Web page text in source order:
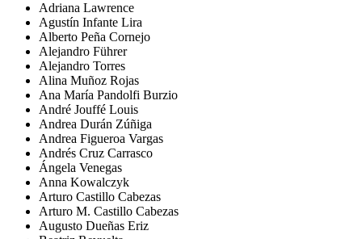
Adriana Lawrence
Agustín Infante Lira
Alberto Peña Cornejo
Alejandro Führer
Alejandro Torres
Alina Muñoz Rojas
Ana María Pandolfi Burzio
André Jouffé Louis
Andrea Durán Zúñiga
Andrea Figueroa Vargas
Andrés Cruz Carrasco
Ángela Venegas
Anna Kowalczyk
Arturo Castillo Cabezas
Arturo M. Castillo Cabezas
Augusto Dueñas Eriz